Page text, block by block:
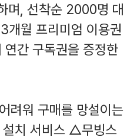
며, 선착순 2000명 대
월 프리미엄 이용권
간 구독권을 증정한
려워 구매를 망설이는
치 서비스 △무빙스